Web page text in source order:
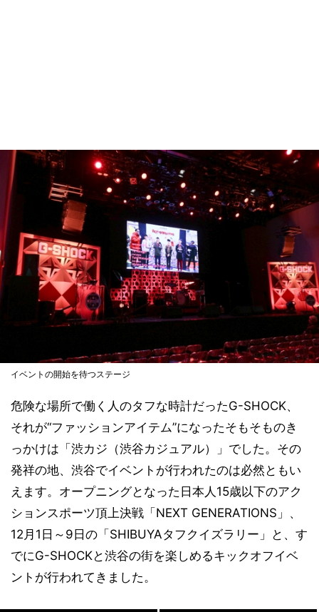
イベントの開始を待つステージ
危険な場所で働く人のタフな時計だったG-SHOCK、
それが“ファッションアイテム”になったそもそものき
っかけは「渋カジ（渋谷カジュアル）」でした。その
発祥の地、渋谷でイベントが行われたのは必然ともい
えます。オープニングとなった日本人15歳以下のアク
ションスポーツ頂上決戦「NEXT GENERATIONS」、
12月1日～9日の「SHIBUYAタフクイズラリー」と、す
でにG-SHOCKと渋谷の街を楽しめるキックオフイベ
ントが行われてきました。